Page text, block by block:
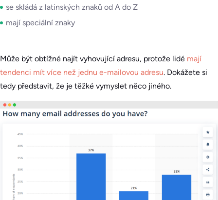
se skládá z latinských znaků od A do Z
mají speciální znaky
Může být obtížné najít vyhovující adresu, protože lidé mají
tendenci mít více než jednu e-mailovou adresu. Dokážete si
tedy představit, že je těžké vymyslet něco jiného.